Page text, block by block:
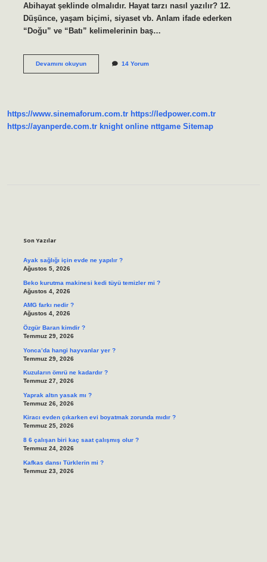
Abihayat şeklinde olmalıdır. Hayat tarzı nasıl yazılır? 12.
Düşünce, yaşam biçimi, siyaset vb. Anlam ifade ederken
“Doğu” ve “Batı” kelimelerinin baş…
Devamını okuyunAb
14 Yorum
https://www.sinemaforum.com.tr https://ledpower.com.tr
https://ayanperde.com.tr knight online nttgame Sitemap
Son Yazılar
Ayak sağlığı için evde ne yapılır ?
Ağustos 5, 2026
Beko kurutma makinesi kedi tüyü temizler mi ?
Ağustos 4, 2026
AMG farkı nedir ?
Ağustos 4, 2026
Özgür Baran kimdir ?
Temmuz 29, 2026
Yonca’da hangi hayvanlar yer ?
Temmuz 29, 2026
Kuzuların ömrü ne kadardır ?
Temmuz 27, 2026
Yaprak altın yasak mı ?
Temmuz 26, 2026
Kiracı evden çıkarken evi boyatmak zorunda mıdır ?
Temmuz 25, 2026
8 6 çalışan biri kaç saat çalışmış olur ?
Temmuz 24, 2026
Kafkas dansı Türklerin mi ?
Temmuz 23, 2026